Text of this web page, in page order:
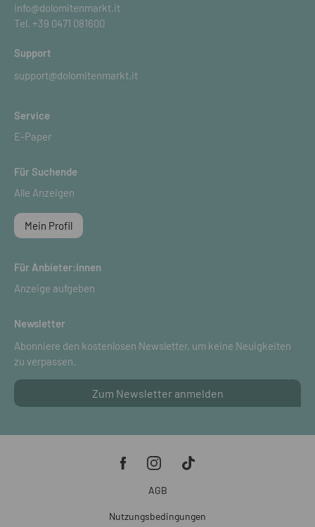
info@dolomitenmarkt.it
Tel. +39 0471 081600
Support
support@dolomitenmarkt.it
Service
E-Paper
Für Suchende
Alle Anzeigen
Mein Profil
Für Anbieter:innen
Anzeige aufgeben
Newsletter
Abonniere den kostenlosen Newsletter, um keine Neuigkeiten
zu verpassen.
Zum Newsletter anmelden
AGB
Nutzungsbedingungen